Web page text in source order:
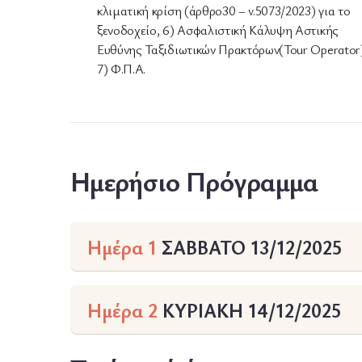
κλιματική κρίση (άρθρο30 – v.5073/2023) για το
ξενοδοχείο, 6) Ασφαλιστική Κάλυψη Αστικής
Ευθύνης Ταξιδιωτικών Πρακτόρων(Tour
7) Φ.Π.Α.
Ημερήσιο Πρόγραμμα
Ημέρα 1 ΣΑΒΒΑΤΟ 13/12/2025
Ημέρα 2 ΚΥΡΙΑΚΗ 14/12/2025